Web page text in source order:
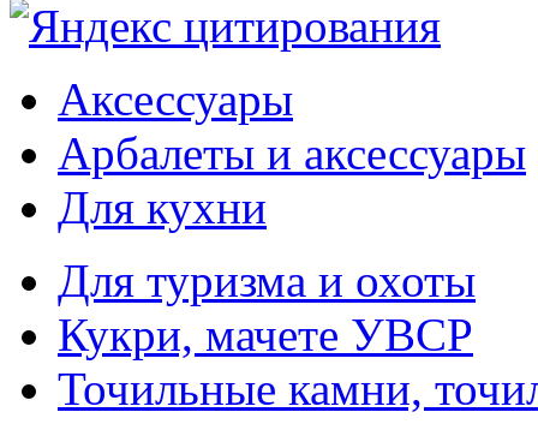
Аксессуары
Арбалеты и аксессуары
Для кухни
Для туризма и охоты
Кукри, мачете УВСР
Точильные камни,